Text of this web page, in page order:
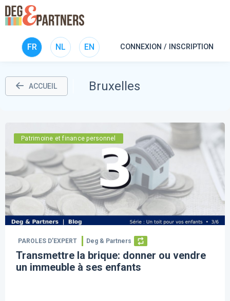
FR NL EN CONNEXION / INSCRIPTION
ACCUEIL Bruxelles
Patrimoine et finance personnel
PAROLES D’EXPERT Deg & Partners
Transmettre la brique: donner ou vendre
un immeuble à ses enfants